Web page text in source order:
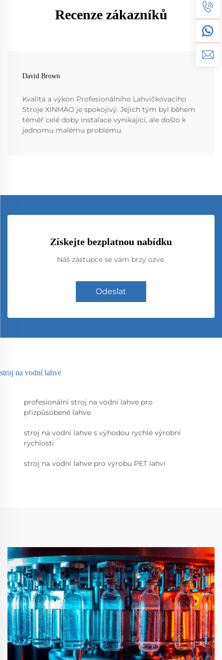
Recenze zákazníků
David Brown
Kvalita a výkon Profesionálního Lahvičkovacího
Stroje XINMAO je spokojivý. Jejich tým byl během
téměř celé doby instalace vynikající, ale došlo k
jednomu malému problému.
Získejte bezplatnou nabídku
Náš zástupce se vám brzy ozve.
Odeslat
stroj na vodní lahve
profesionální stroj na vodní lahve pro
přizpůsobené lahve
stroj na vodní lahve s výhodou rychlé výrobní
rychlosti
stroj na vodní lahve pro výrobu PET lahví